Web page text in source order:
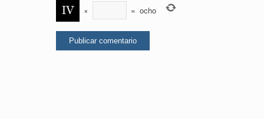
× = ocho